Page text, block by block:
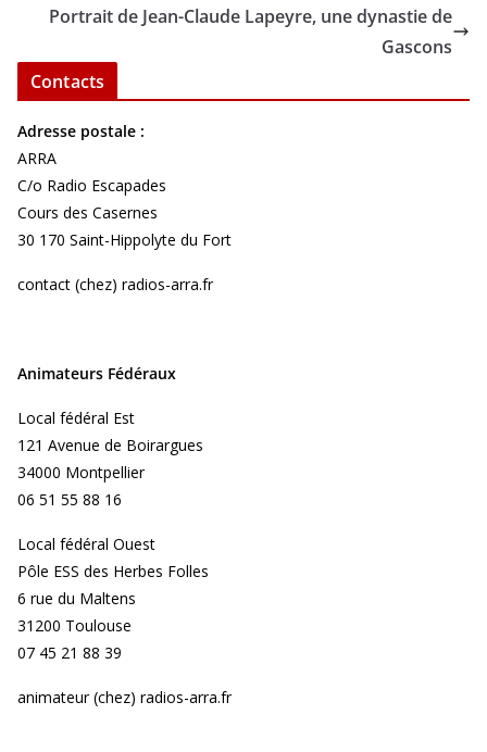
Portrait de Jean-Claude Lapeyre, une dynastie de
Gascons
Contacts
Adresse postale :
ARRA
C/o Radio Escapades
Cours des Casernes
30 170 Saint-Hippolyte du Fort
contact (chez) radios-arra.fr
Animateurs Fédéraux
Local fédéral Est
121 Avenue de Boirargues
34000 Montpellier
06 51 55 88 16
Local fédéral Ouest
Pôle ESS des Herbes Folles
6 rue du Maltens
31200 Toulouse
07 45 21 88 39
animateur (chez) radios-arra.fr